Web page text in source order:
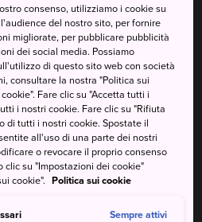
MAPPA
con
buddismo
consenso, utilizziamo i cookie su
del nostro sito, per fornire
migliorate, per pubblicare pubblicità
dei social media. Possiamo
di questo sito web con società
consultare la nostra "Politica sui
Fare clic su "Accetta tutti i
i nostri cookie. Fare clic su "Rifiuta
di tutti i nostri cookie. Spostate il
all'uso di una parte dei nostri
o revocare il proprio consenso
su "Impostazioni dei cookie"
cookie". Politica sui cookie
Sempre attivi